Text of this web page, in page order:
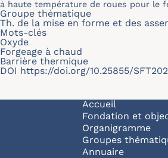
à haute température de roues pour le
Groupe thématique
Th. de la mise en forme et des
Mots-clés
Oxyde
Forgeage à chaud
Barrière thermique
DOI https://doi.org/10.25855/
Navigation
Accueil
Fondation et
Organigramme
Groupes
Annuaire